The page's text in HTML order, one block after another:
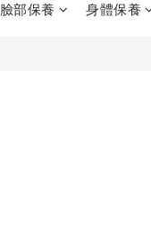
臉部保養 身體保養